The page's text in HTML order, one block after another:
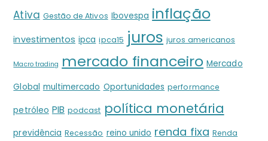
Ativa Gestão de Ativos Ibovespa inflação
investimentos ipca ipca15 juros juros americanos
Macro trading mercado financeiro Mercado
Global multimercado Oportunidades performance
petróleo PIB podcast política monetária
previdência Recessão reino unido renda fixa Renda